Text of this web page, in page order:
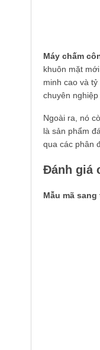
Máy chấm
khuôn mặt
minh cao và
chuyên
Ngoài ra, nó
là sản phẩm
qua các phân
Đánh giá
Mẫu mã